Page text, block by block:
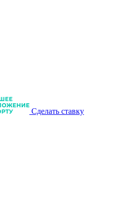
Сделать ставку